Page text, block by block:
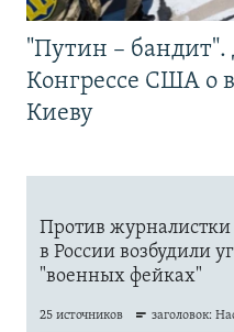
"Путин – бандит".
Конгрессе США о
Киеву